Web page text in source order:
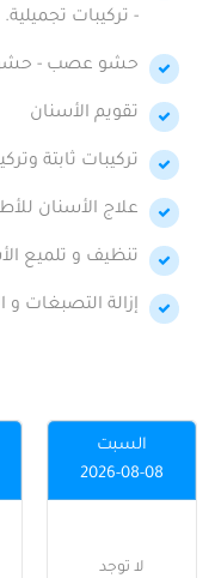
- تركيبات تجميلية.
حشو عصب -
تقويم الأسنان
تركيبات ثابتة
علاج الأسنان
تنظيف و تلميع
إزالة التصبغات و
السبت
2026-08-08
لا توجد